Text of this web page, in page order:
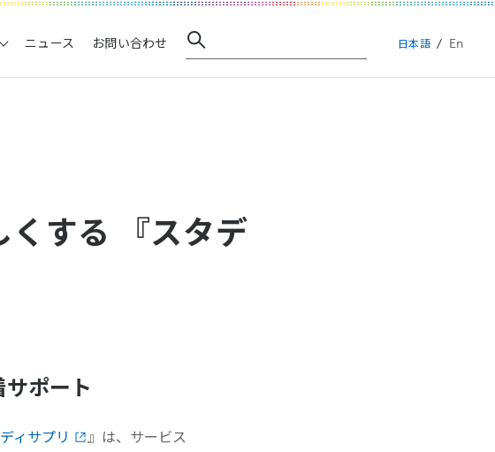
ニュース お問い合わせ 日本語 En
する 『スタデ
ポート
ィサプリ
』は、サービス